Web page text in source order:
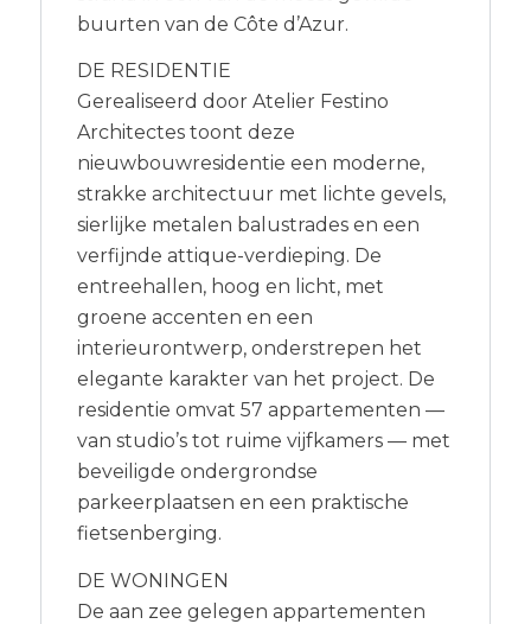
buurten van de Côte d’Azur.
DE RESIDENTIE
Gerealiseerd door Atelier Festino
Architectes toont deze
nieuwbouwresidentie een moderne,
strakke architectuur met lichte gevels,
sierlijke metalen balustrades en een
verfijnde attique-verdieping. De
entreehallen, hoog en licht, met
groene accenten en een
interieurontwerp, onderstrepen het
elegante karakter van het project. De
residentie omvat 57 appartementen —
van studio’s tot ruime vijfkamers — met
beveiligde ondergrondse
parkeerplaatsen en een praktische
fietsenberging.
DE WONINGEN
De aan zee gelegen appartementen